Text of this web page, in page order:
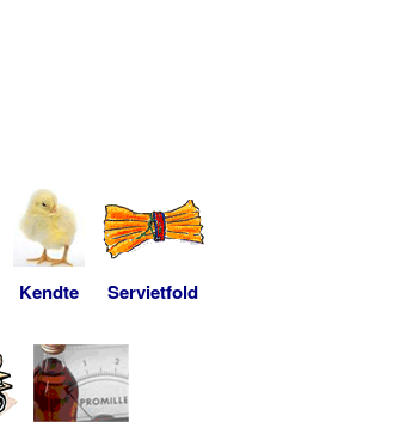
Kendte Servietfold